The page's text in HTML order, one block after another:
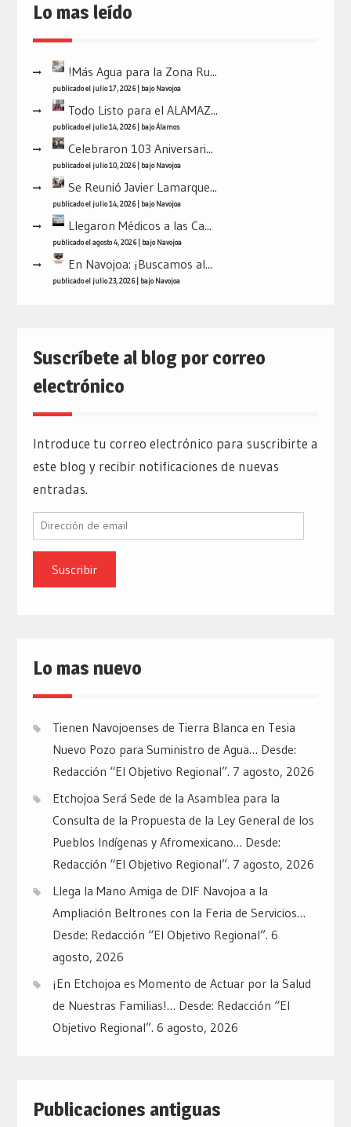
Lo mas leído
!Más Agua para la Zona Ru...
publicado el julio 17, 2026| bajoNavojoa
Todo Listo para el ALAMAZ...
publicado el julio 14, 2026| bajoÁlamos
Celebraron 103 Aniversari...
publicado el julio 10, 2026| bajoNavojoa
Se Reunió Javier Lamarque...
publicado el julio 14, 2026| bajoNavojoa
Llegaron Médicos a las Ca...
publicado el agosto 4, 2026| bajoNavojoa
En Navojoa: ¡Buscamos al...
publicado el julio 23, 2026| bajoNavojoa
Suscríbete al blog por correo
electrónico
Introduce tu correo electrónico para suscribirte a
este blog y recibir notificaciones de nuevas
entradas.
Dirección
email
Lo mas nuevo
Tienen Navojoenses de Tierra Blanca en Tesia
Nuevo Pozo para Suministro de Agua… Desde:
Redacción “El Objetivo Regional”. 7 agosto, 2026
Etchojoa Será Sede de la Asamblea para la
Consulta de la Propuesta de la Ley General de los
Pueblos Indígenas y Afromexicano… Desde:
Redacción “El Objetivo Regional”. 7 agosto, 2026
Llega la Mano Amiga de DIF Navojoa a la
Ampliación Beltrones con la Feria de Servicios…
Desde: Redacción “El Objetivo Regional”. 6
agosto, 2026
¡En Etchojoa es Momento de Actuar por la Salud
de Nuestras Familias!… Desde: Redacción “El
Objetivo Regional”. 6 agosto, 2026
Publicaciones antiguas